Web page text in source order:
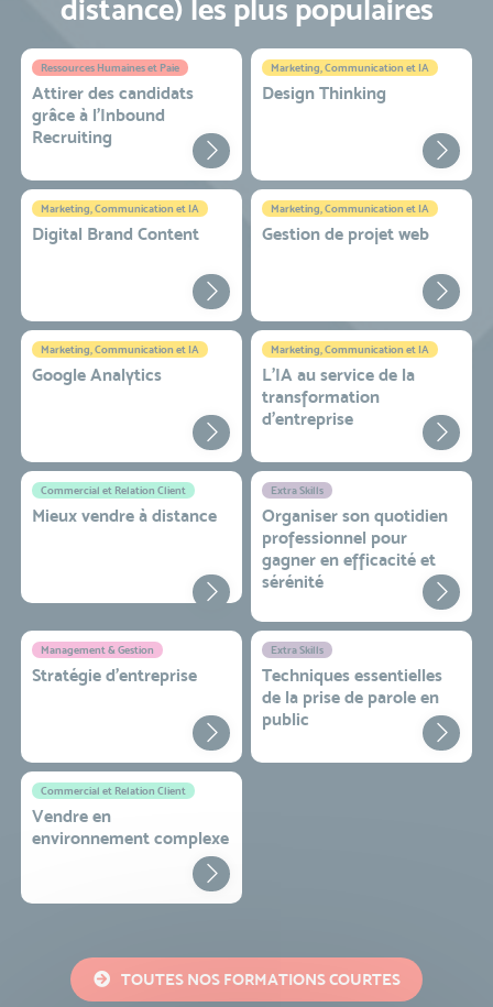
distance) les plus populaires
Ressources Humaines et Paie
Attirer des candidats
grâce à l’Inbound
Recruiting
Marketing, Communication et IA
Design Thinking
Marketing, Communication et IA
Digital Brand Content
Marketing, Communication et IA
Gestion de projet web
Marketing, Communication et IA
Google Analytics
Marketing, Communication et IA
L'IA au service de la
transformation
d'entreprise
Commercial et Relation Client
Mieux vendre à distance
Extra Skills
Organiser son quotidien
professionnel pour
gagner en efficacité et
sérénité
Management & Gestion
Stratégie d’entreprise
Extra Skills
Techniques essentielles
de la prise de parole en
public
Commercial et Relation Client
Vendre en
environnement complexe
TOUTES NOS FORMATIONS COURTES